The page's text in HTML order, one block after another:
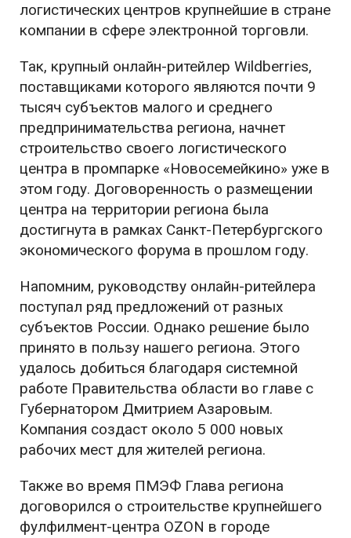
логистических центров крупнейшие в стране
компании в сфере электронной торговли.
Так, крупный онлайн-ритейлер Wildberries,
поставщиками которого являются почти 9
тысяч субъектов малого и среднего
предпринимательства региона, начнет
строительство своего логистического
центра в промпарке «Новосемейкино» уже в
этом году. Договоренность о размещении
центра на территории региона была
достигнута в рамках Санкт-Петербургского
экономического форума в прошлом году.
Напомним, руководству онлайн-ритейлера
поступал ряд предложений от разных
субъектов России. Однако решение было
принято в пользу нашего региона. Этого
удалось добиться благодаря системной
работе Правительства области во главе с
Губернатором Дмитрием Азаровым.
Компания создаст около 5 000 новых
рабочих мест для жителей региона.
Также во время ПМЭФ Глава региона
договорился о строительстве крупнейшего
фулфилмент-центра OZON в городе